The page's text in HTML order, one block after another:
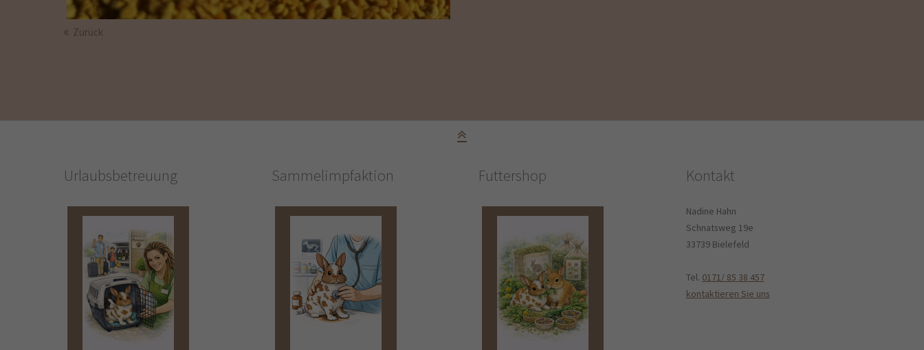
Zurück
Urlaubsbetreuung Sammelimpfaktion Futtershop Kontakt
Nadine Hahn
Schnatsweg 19e
33739 Bielefeld
Tel. 0171/ 85 38 457
kontaktieren Sie uns